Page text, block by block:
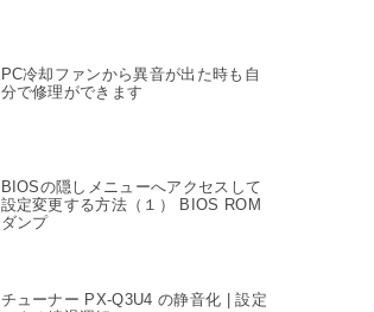
PC冷却ファンから異音が出た時も自
分で修理ができます
BIOSの隠しメニューへアクセスして
設定変更する方法（１） BIOS ROM
ダンプ
チューナー PX-Q3U4 の静音化 | 設定